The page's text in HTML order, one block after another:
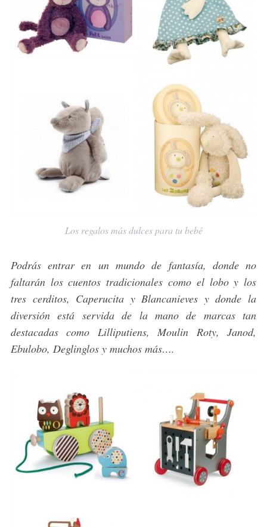
Los regalos más dulces para tu bebé
Podrás entrar en un mundo de fantasía, donde no
faltarán los cuentos tradicionales como el lobo y los
tres cerditos, Caperucita y Blancanieves y donde la
diversión está servida de la mano de marcas tan
destacadas como Lilliputiens, Moulin Roty, Janod,
Ebulobo, Deglinglos y muchos más….
S
e
a